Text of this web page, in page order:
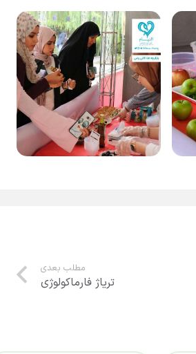
مطلب بعدی
تریاژ فارماکولوژی